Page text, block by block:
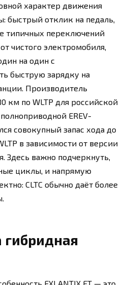
характер движения
быстрый отклик на педаль,
типичных переключений
чистого электромобиля,
на один с
быструю зарядку на
Производитель
км по WLTP для российской
EREV-
совокупный запас хода до
в зависимости от версии
Здесь важно подчеркнуть,
циклы, и напрямую
CLTC обычно даёт более
гибридная
EXLANTIX ET — это